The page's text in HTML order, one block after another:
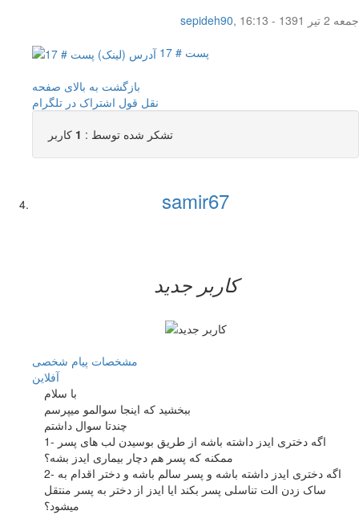
sepideh90,
جمعه 2 تیر 1391 - 16:13
پست # 17
بازگشت به بالای صفحه
نقل قول اشتراک در تلگرام
تشکر شده توسط : 1 کاربر
samir67
کاربر جدید
مشخصات پیام شخصی
آفلاين
با سلام
ببخشید که اینجا سوالمو میپرسم
چندتا سوال داشتم
1- اگه دختری ایدز داشته باشه از طریق بوسیدن لب های پسر
ممکنه که پسر هم دچار بیماری ایدز بشه؟
2- اگه دختری ایدز داشته باشه و پسر سالم باشه و دختر اقدام به
ساک زدن الت تناسلی پسر بکند ایا ایدز از دختر به پسر منتقل
میشود؟